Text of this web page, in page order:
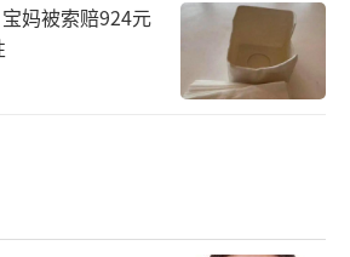
妈被索赔924元